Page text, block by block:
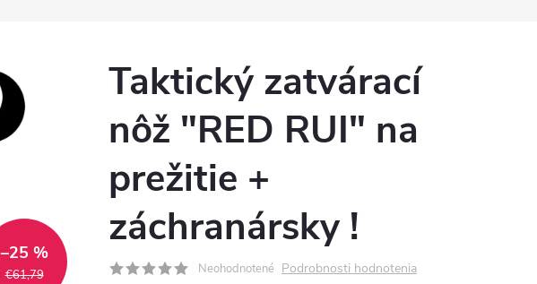
€61,79
–25 %
Taktický zatvárací
nôž "RED RUI" na
prežitie +
záchranársky !
Neohodnotené Podrobnosti hodnotenia